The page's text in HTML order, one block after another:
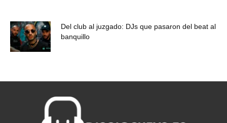
Del club al juzgado: DJs que pasaron del beat al
banquillo